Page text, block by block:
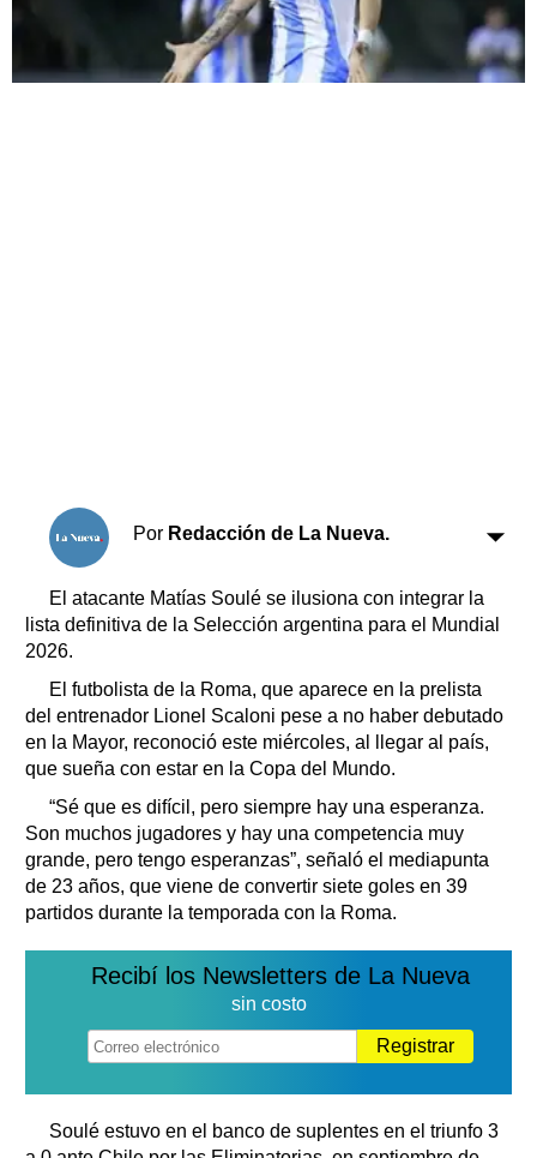
Es viral
Por Redacción de La Nueva.
El atacante Matías Soulé se ilusiona con integrar la
lista definitiva de la Selección argentina para el Mundial
2026.
El futbolista de la Roma, que aparece en la prelista
del entrenador Lionel Scaloni pese a no haber debutado
en la Mayor, reconoció este miércoles, al llegar al país,
que sueña con estar en la Copa del Mundo.
“Sé que es difícil, pero siempre hay una esperanza.
Son muchos jugadores y hay una competencia muy
grande, pero tengo esperanzas”, señaló el mediapunta
de 23 años, que viene de convertir siete goles en 39
partidos durante la temporada con la Roma.
Recibí los Newsletters de La Nueva
sin costo
Registrar
Soulé estuvo en el banco de suplentes en el triunfo 3